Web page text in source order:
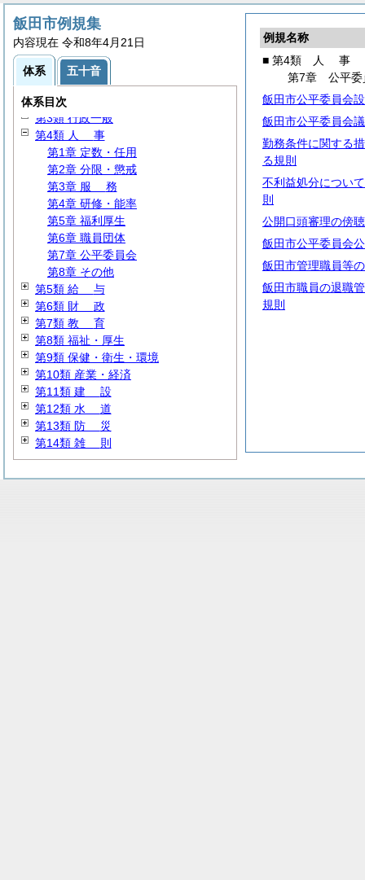
例規名称
■ 第4類
人 事
第7章 公平委
飯田市公平委員会
飯田市公平委員会
勤務条件に関する
る規則
不利益処分につい
則
公開口頭審理の傍
飯田市公平委員会
飯田市管理職員等
飯田市職員の退職
規則
飯田市例規集
内容現在 令和8年4月21日
体系 五十音
体系目次
第1類総規
第2類 議会・選挙・監査
第3類 行政一般
第4類 人 事
第1章 定数・任用
第2章 分限・懲戒
第3章 服 務
第4章 研修・能率
第5章 福利厚生
第6章 職員団体
第7章 公平委員会
第8章 その他
第5類 給 与
第6類 財 政
第7類 教 育
第8類 福祉・厚生
第9類 保健・衛生・環境
第10類 産業・経済
第11類 建 設
第12類 水 道
第13類 防 災
第14類 雑 則